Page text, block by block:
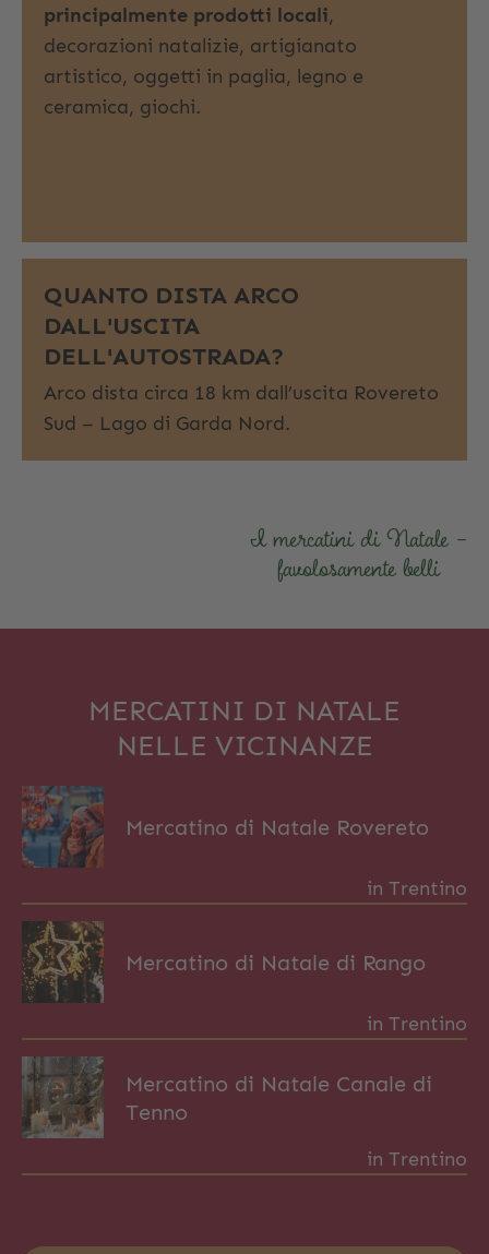
principalmente prodotti locali,
decorazioni natalizie, artigianato
artistico, oggetti in paglia, legno e
ceramica, giochi.
QUANTO DISTA ARCO
DALL'USCITA
DELL'AUTOSTRADA?
Arco dista circa 18 km dall’uscita Rovereto
Sud – Lago di Garda Nord.
I mercatini di Natale –
favolosamente belli
MERCATINI DI NATALE
NELLE VICINANZE
Mercatino di Natale Rovereto
in Trentino
Mercatino di Natale di Rango
in Trentino
Mercatino di Natale Canale di
Tenno
in Trentino